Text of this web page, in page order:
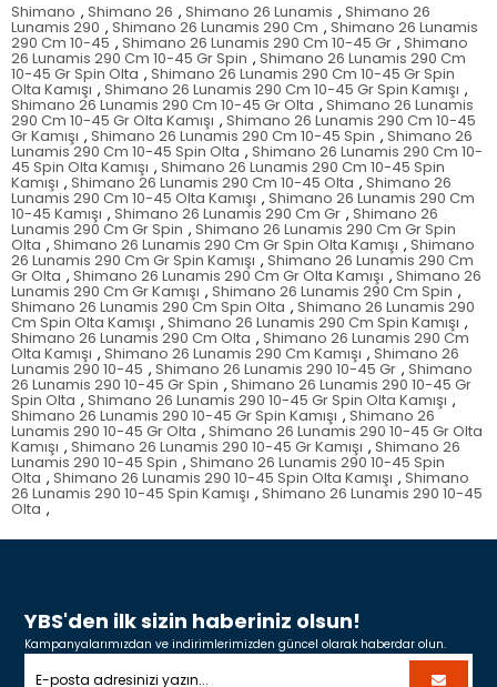
Shimano , Shimano 26 , Shimano 26 Lunamis , Shimano 26
Lunamis 290 , Shimano 26 Lunamis 290 Cm , Shimano 26 Lunamis
290 Cm 10-45 , Shimano 26 Lunamis 290 Cm 10-45 Gr , Shimano
26 Lunamis 290 Cm 10-45 Gr Spin , Shimano 26 Lunamis 290 Cm
10-45 Gr Spin Olta , Shimano 26 Lunamis 290 Cm 10-45 Gr Spin
Olta Kamışı , Shimano 26 Lunamis 290 Cm 10-45 Gr Spin Kamışı ,
Shimano 26 Lunamis 290 Cm 10-45 Gr Olta , Shimano 26 Lunamis
290 Cm 10-45 Gr Olta Kamışı , Shimano 26 Lunamis 290 Cm 10-45
Gr Kamışı , Shimano 26 Lunamis 290 Cm 10-45 Spin , Shimano 26
Lunamis 290 Cm 10-45 Spin Olta , Shimano 26 Lunamis 290 Cm 10-
45 Spin Olta Kamışı , Shimano 26 Lunamis 290 Cm 10-45 Spin
Kamışı , Shimano 26 Lunamis 290 Cm 10-45 Olta , Shimano 26
Lunamis 290 Cm 10-45 Olta Kamışı , Shimano 26 Lunamis 290 Cm
10-45 Kamışı , Shimano 26 Lunamis 290 Cm Gr , Shimano 26
Lunamis 290 Cm Gr Spin , Shimano 26 Lunamis 290 Cm Gr Spin
Olta , Shimano 26 Lunamis 290 Cm Gr Spin Olta Kamışı , Shimano
26 Lunamis 290 Cm Gr Spin Kamışı , Shimano 26 Lunamis 290 Cm
Gr Olta , Shimano 26 Lunamis 290 Cm Gr Olta Kamışı , Shimano 26
Lunamis 290 Cm Gr Kamışı , Shimano 26 Lunamis 290 Cm Spin ,
Shimano 26 Lunamis 290 Cm Spin Olta , Shimano 26 Lunamis 290
Cm Spin Olta Kamışı , Shimano 26 Lunamis 290 Cm Spin Kamışı ,
Shimano 26 Lunamis 290 Cm Olta , Shimano 26 Lunamis 290 Cm
Olta Kamışı , Shimano 26 Lunamis 290 Cm Kamışı , Shimano 26
Lunamis 290 10-45 , Shimano 26 Lunamis 290 10-45 Gr , Shimano
26 Lunamis 290 10-45 Gr Spin , Shimano 26 Lunamis 290 10-45 Gr
Spin Olta , Shimano 26 Lunamis 290 10-45 Gr Spin Olta Kamışı ,
Shimano 26 Lunamis 290 10-45 Gr Spin Kamışı , Shimano 26
Lunamis 290 10-45 Gr Olta , Shimano 26 Lunamis 290 10-45 Gr Olta
Kamışı , Shimano 26 Lunamis 290 10-45 Gr Kamışı , Shimano 26
Lunamis 290 10-45 Spin , Shimano 26 Lunamis 290 10-45 Spin
Olta , Shimano 26 Lunamis 290 10-45 Spin Olta Kamışı , Shimano
26 Lunamis 290 10-45 Spin Kamışı , Shimano 26 Lunamis 290 10-45
Olta ,
YBS'den ilk sizin haberiniz olsun!
Kampanyalarımızdan ve indirimlerimizden güncel olarak haberdar olun.